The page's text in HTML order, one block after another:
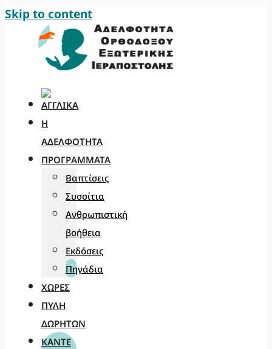
Skip to content
Η
ΑΔΕΛΦΌΤΗΤΑ
ΠΡΟΓΡΆΜΜΑΤΑ
Βαπτίσεις
Συσσίτια
Ανθρωπιστική
βοήθεια
Εκδόσεις
Πηγάδια
ΧΏΡΕΣ
ΠΎΛΗ
ΔΩΡΗΤΏΝ
ΚΆΝΤΕ